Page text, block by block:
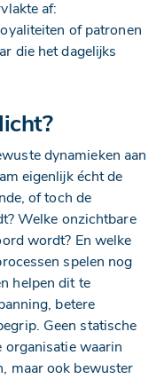
af:
of patronen
die het dagelijks
dynamieken aan
eigenlijk écht de
of toch de
Welke onzichtbare
wordt? En welke
spelen nog
helpen dit te
betere
Geen statische
organisatie waarin
maar ook bewuster